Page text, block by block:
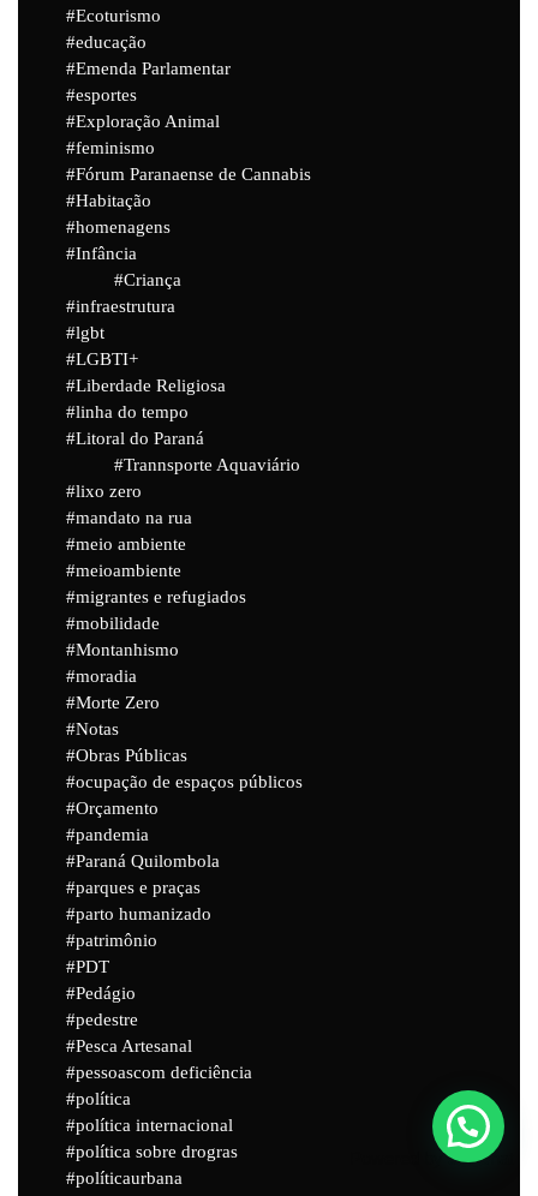
Ecoturismo
educação
Emenda Parlamentar
esportes
Exploração Animal
feminismo
Fórum Paranaense de Cannabis
Habitação
homenagens
Infância
Criança
infraestrutura
lgbt
LGBTI+
Liberdade Religiosa
linha do tempo
Litoral do Paraná
Trannsporte Aquaviário
lixo zero
mandato na rua
meio ambiente
meioambiente
migrantes e refugiados
mobilidade
Montanhismo
moradia
Morte Zero
Notas
Obras Públicas
ocupação de espaços públicos
Orçamento
pandemia
Paraná Quilombola
parques e praças
parto humanizado
patrimônio
PDT
Pedágio
pedestre
Pesca Artesanal
pessoascom deficiência
política
política internacional
política sobre drogras
políticaurbana
Powered byJoinchat